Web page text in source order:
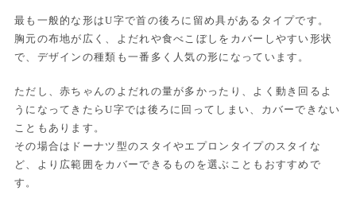
最も一般的な形はU字で首の後ろに留め具があるタイプです。
胸元の布地が広く、よだれや食べこぼしをカバーしやすい形状
で、デザインの種類も一番多く人気の形になっています。
ただし、赤ちゃんのよだれの量が多かったり、よく動き回るよ
うになってきたらU字では後ろに回ってしまい、カバーできない
こともあります。
その場合はドーナツ型のスタイやエプロンタイプのスタイな
ど、より広範囲をカバーできるものを選ぶこともおすすめで
す。